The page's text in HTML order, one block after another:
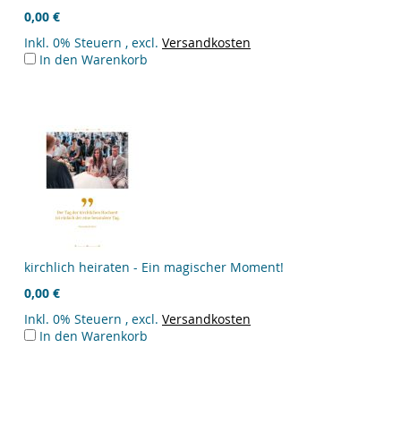
0,00 €
Inkl. 0% Steuern , excl. Versandkosten
In den Warenkorb
kirchlich heiraten - Ein magischer Moment!
0,00 €
Inkl. 0% Steuern , excl. Versandkosten
In den Warenkorb